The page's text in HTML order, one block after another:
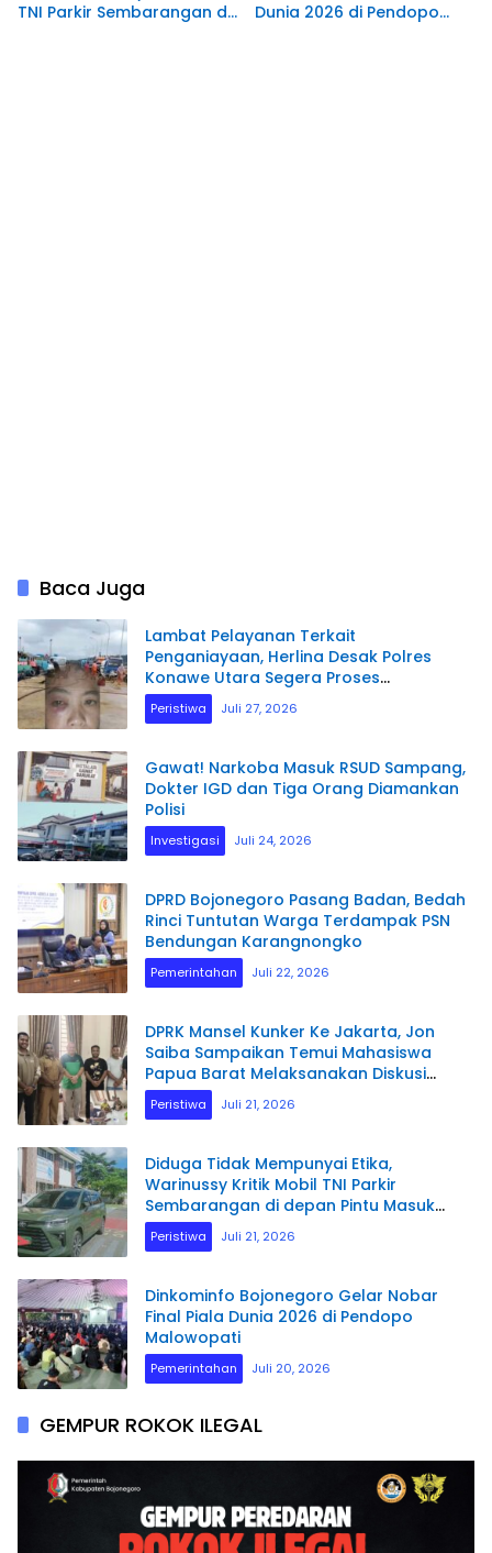
TNI Parkir Sembarangan di
Dunia 2026 di Pendopo
Baca Juga
Lambat Pelayanan Terkait
Penganiayaan, Herlina Desak Polres
Konawe Utara Segera Proses
Laporannya.
Peristiwa Juli 27, 2026
Gawat! Narkoba Masuk RSUD Sampang,
Dokter IGD dan Tiga Orang Diamankan
Polisi
Investigasi Juli 24, 2026
DPRD Bojonegoro Pasang Badan, Bedah
Rinci Tuntutan Warga Terdampak PSN
Bendungan Karangnongko
Pemerintahan Juli 22, 2026
DPRK Mansel Kunker Ke Jakarta, Jon
Saiba Sampaikan Temui Mahasiswa
Papua Barat Melaksanakan Diskusi
Terkait Masa Depan Sumber daya
Manusia.
Peristiwa Juli 21, 2026
Diduga Tidak Mempunyai Etika,
Warinussy Kritik Mobil TNI Parkir
Sembarangan di depan Pintu Masuk
Pengadilan Negeri Manokwari.
Peristiwa Juli 21, 2026
Dinkominfo Bojonegoro Gelar Nobar
Final Piala Dunia 2026 di Pendopo
Malowopati
Pemerintahan Juli 20, 2026
GEMPUR ROKOK ILEGAL